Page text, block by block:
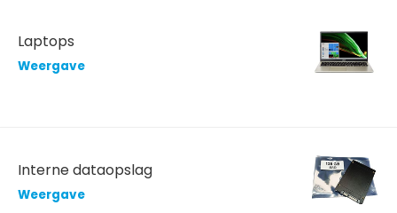
Laptops
Weergave
Interne dataopslag
Weergave